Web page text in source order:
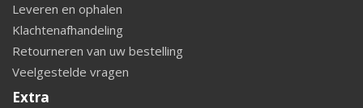
Leveren en ophalen
Klachtenafhandeling
Retourneren van uw bestelling
Veelgestelde vragen
Extra